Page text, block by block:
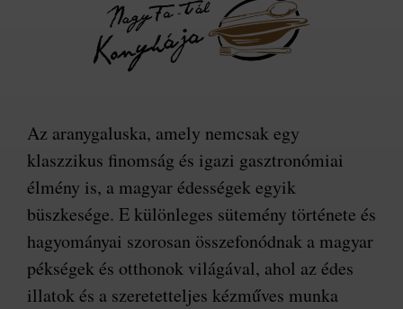
Az aranygaluska, amely nemcsak egy
klaszzikus finomság és igazi gasztronómiai
élmény is, a magyar édességek egyik
büszkesége. E különleges sütemény története és
hagyományai szorosan összefonódnak a magyar
pékségek és otthonok világával, ahol az édes
illatok és a szeretetteljes kézműves munka